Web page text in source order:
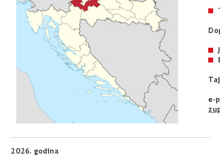
e-
2026. godina